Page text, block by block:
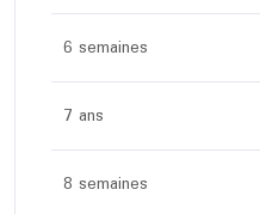
6 semaines
7 ans
8 semaines